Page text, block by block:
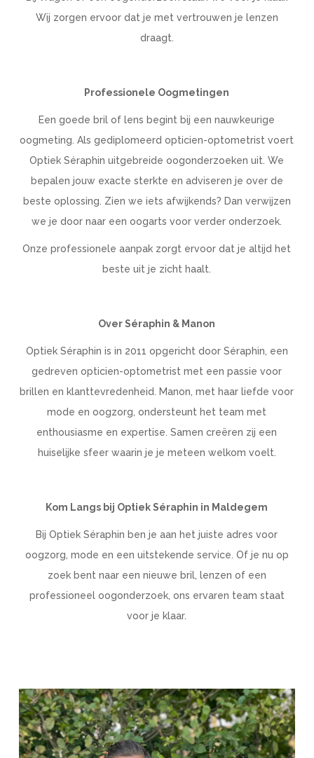
Wij zorgen ervoor dat je met vertrouwen je lenzen
draagt.
Professionele Oogmetingen
Een goede bril of lens begint bij een nauwkeurige
oogmeting. Als gediplomeerd opticien-optometrist voert
Optiek Séraphin uitgebreide oogonderzoeken uit. We
bepalen jouw exacte sterkte en adviseren je over de
beste oplossing. Zien we iets afwijkends? Dan verwijzen
we je door naar een oogarts voor verder onderzoek.
Onze professionele aanpak zorgt ervoor dat je altijd het
beste uit je zicht haalt.
Over Séraphin & Manon
Optiek Séraphin is in 2011 opgericht door Séraphin, een
gedreven opticien-optometrist met een passie voor
brillen en klanttevredenheid. Manon, met haar liefde voor
mode en oogzorg, ondersteunt het team met
enthousiasme en expertise. Samen creëren zij een
huiselijke sfeer waarin je je meteen welkom voelt.
Kom Langs bij Optiek Séraphin in Maldegem
Bij Optiek Séraphin ben je aan het juiste adres voor
oogzorg, mode en een uitstekende service. Of je nu op
zoek bent naar een nieuwe bril, lenzen of een
professioneel oogonderzoek, ons ervaren team staat
voor je klaar.